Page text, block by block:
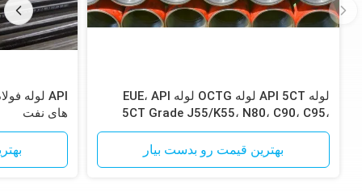
لوله API 5CT لوله OCTG لوله EUE، API
5CT Grade J55/K55، N80، C90، C95،
P110، Ends EUE
بهترین قیمت رو بدست بیار
های نفت